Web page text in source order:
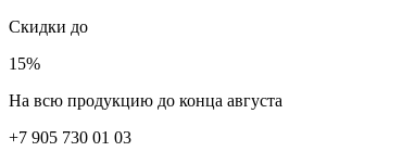
Скидки до
15%
На всю продукцию до конца августа
+7 905 730 01 03